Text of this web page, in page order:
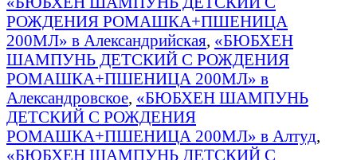
РОЖДЕНИЯ РОМАШКА+ПШЕНИЦА
200МЛ» в Александрийская, «БЮБХЕН
ШАМПУНЬ ДЕТСКИЙ С РОЖДЕНИЯ
РОМАШКА+ПШЕНИЦА 200МЛ» в
Александровское, «БЮБХЕН ШАМПУНЬ
ДЕТСКИЙ С РОЖДЕНИЯ
РОМАШКА+ПШЕНИЦА 200МЛ» в Алтуд,
«БЮБХЕН ШАМПУНЬ ДЕТСКИЙ С